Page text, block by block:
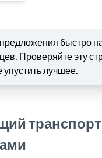
быстро
Проверяйте эту
упустить лучшее.
транспорт